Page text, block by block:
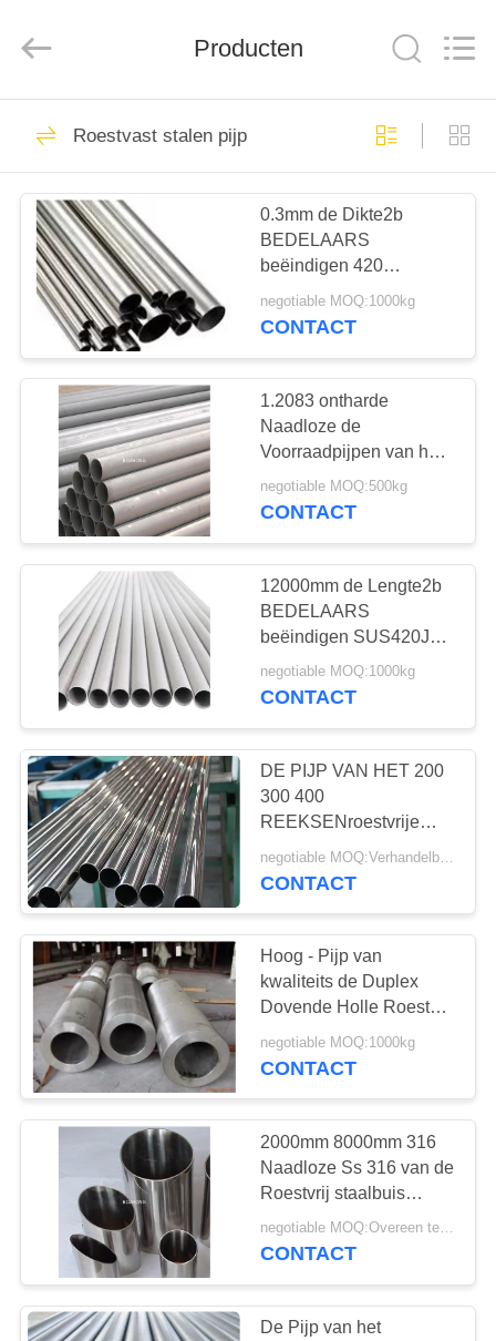
HUIS
PRODUCTEN
ONGEVEER
ONS
FABRIEKSREIS
KWALITEITSCONTROLE
CONTACTEER
ONS
VERZOEK
EEN
CITAAT
SITEMAP
PRIVACY
POLICY
Ltd..
ss staalplaat
Roestvrij stalen
spiraal
33
Roestvast stalen
pijp
44
roestvrijstalen
hulpstukken
19
roestvrij staal bar
15
Producten
Roestvast stalen pijp
0.3mm de Dikte2b
BEDELAARS
beëindigen 420
Roestvrij staalpijp
negotiable MOQ:1000kg
CONTACT
1.2083 ontharde
Naadloze de
Voorraadpijpen van het
Roestvrij
staalbuizenstelsel
negotiable MOQ:500kg
CONTACT
12000mm de Lengte2b
BEDELAARS
beëindigen SUS420J2-
Ss om Pijp
negotiable MOQ:1000kg
CONTACT
DE PIJP VAN HET 200
300 400
REEKSENroestvrije
staal VOOR
MILIEUBESCHERMING
CONTACT
Hoog - Pijp van
kwaliteits de Duplex
Dovende Holle Roestvrij
staal 2205
negotiable MOQ:1000kg
CONTACT
2000mm 8000mm 316
Naadloze Ss 316 van de
Roestvrij staalbuis
ASTM Naadloze buis
negotiable MOQ:Overeen te komen
CONTACT
De Pijp van het